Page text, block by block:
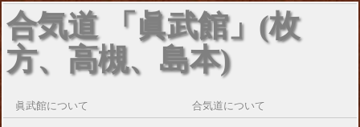
合気道 「眞武館」(枚
方、高槻、島本)
眞武館について 合気道について